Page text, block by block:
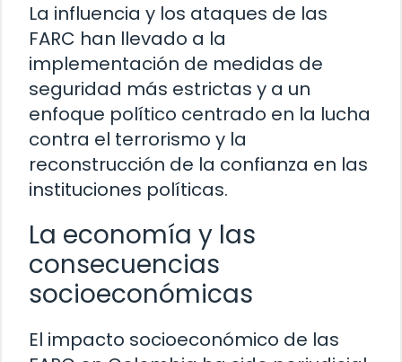
La influencia y los ataques de las
FARC han llevado a la
implementación de medidas de
seguridad más estrictas y a un
enfoque político centrado en la lucha
contra el terrorismo y la
reconstrucción de la confianza en las
instituciones políticas.
La economía y las
consecuencias
socioeconómicas
El impacto socioeconómico de las